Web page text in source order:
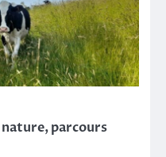
nature,parcours